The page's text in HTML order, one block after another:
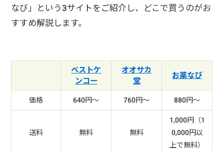
なび」という3サイトをご紹介し、どこで買うのがお
すすめ解説します。
ベストケ
ンコー
オオサカ
堂
お薬なび
価格 640円～ 760円～ 880円～
送料 無料 無料
1,000円（1
0,000円以
上で無料）